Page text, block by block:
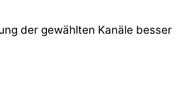
der gewählten Kanäle besser